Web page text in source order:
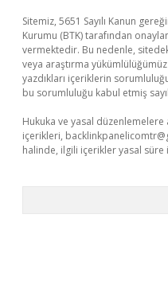
Sitemiz, 5651 Sayılı Kanun
Kurumu (BTK) tarafından
vermektedir. Bu nedenle,
veya araştırma
yazdıkları içeriklerin
bu sorumluluğu kabul etmiş
Hukuka ve yasal düzenlemelere
içerikleri,
halinde, ilgili içerikler yasal süre